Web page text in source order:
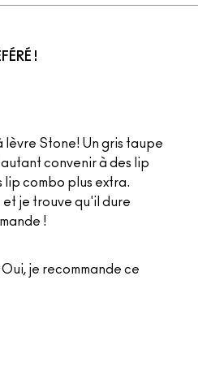
!
lèvre Stone! Un gris taupe
convenir à des lip
lip combo plus extra.
je trouve qu'il dure
!
Oui, je recommande ce